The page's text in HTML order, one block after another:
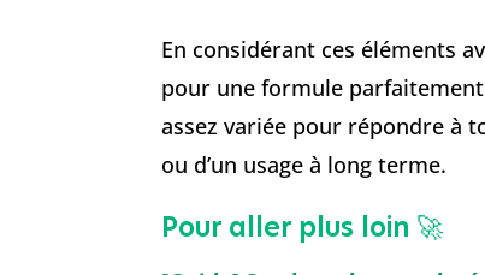
En considérant ces éléments
pour une formule
assez variée pour répondre à
ou d’un usage à long terme.
Pour aller plus loin 🚀